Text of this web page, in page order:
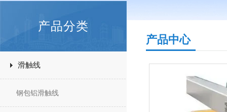
产品分类
滑触线
钢包铝滑触线
产品中心